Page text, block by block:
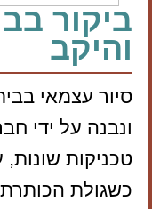
ביקור
והיקב
סיור עצמאי
ונבנה על ידי
טכניקות שונות,
כשגולת